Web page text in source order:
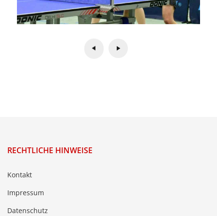
RECHTLICHE HINWEISE
Kontakt
Impressum
Datenschutz